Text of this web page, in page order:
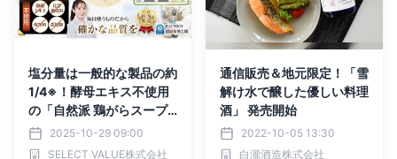
塩分量は一般的な製品の約
1/4※！酵母エキス不使用
の「自然派 鶏がらスープ
の素（中華風味）」新登場
2025-10-29 09:00
SELECT VALUE株式会社
通信販売＆地元限定！「雪
解け水で醸した優しい料理
酒」 発売開始
2022-10-05 13:30
白瀧酒造株式会社